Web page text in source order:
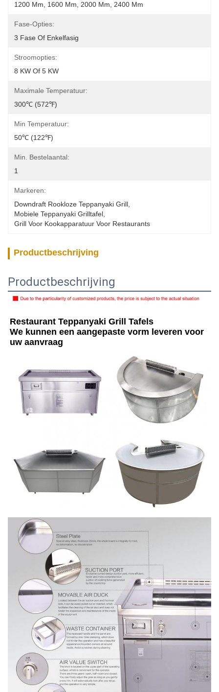
1200 Mm, 1600 Mm, 2000 Mm, 2400 Mm
Fase-Opties:
3 Fase Of Enkelfasig
Stroomopties:
8 KW Of 5 KW
Maximale Temperatuur:
300℃ (572℉)
Min Temperatuur:
50℃ (122℉)
Min. Bestelaantal:
1
Markeren:
Downdraft Rookloze Teppanyaki Grill
Mobiele Teppanyaki Grilltafel
Grill Voor Kookapparatuur Voor Restaurants
Productbeschrijving
Productbeschrijving
Restaurant Teppanyaki Grill Tafels
We kunnen een aangepaste vorm leveren voor
uw aanvraag